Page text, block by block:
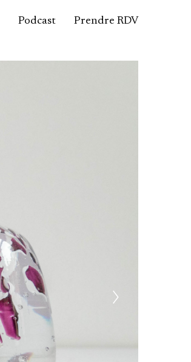
Podcast Prendre RDV